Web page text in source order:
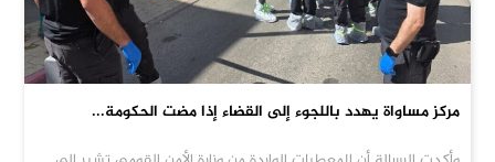
مركز مساواة يهدد باللجوء إلى القضاء إذا مضت الحكومة...